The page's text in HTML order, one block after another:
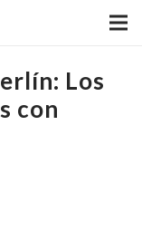
Los
con